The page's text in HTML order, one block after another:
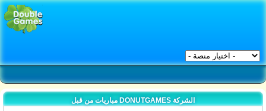
مباريات من قبل DONUTGAMES الشركة